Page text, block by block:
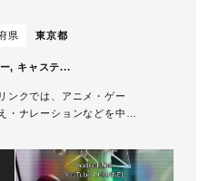
県 東京都
, キャステ...
ンクでは、アニメ・ゲー
・ナレーションなどを中心
ィネート、ゲームボイス収
ジオの手配など、声優に関